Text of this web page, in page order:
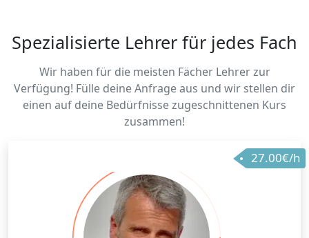
Spezialisierte Lehrer für jedes Fach
Wir haben für die meisten Fächer Lehrer zur
Verfügung! Fülle deine Anfrage aus und wir stellen dir
einen auf deine Bedürfnisse zugeschnittenen Kurs
zusammen!
27.00€/h